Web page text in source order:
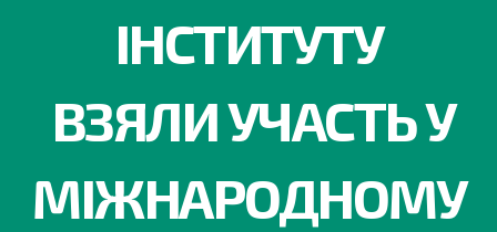
ІНСТИТУТУ
ВЗЯЛИ УЧАСТЬ У
МІЖНАРОДНОМУ